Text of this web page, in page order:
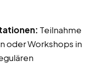
Teilnahme
oder Workshops in